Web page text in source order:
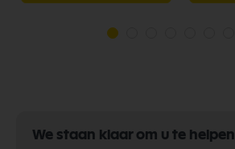
We staan klaar om u te helpen